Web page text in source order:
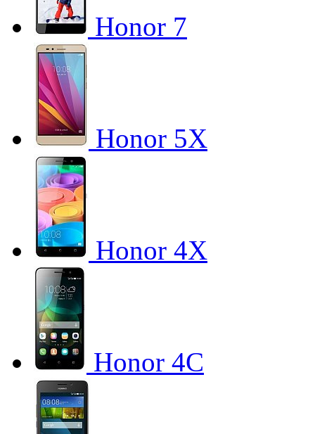
Honor 7
Honor 5X
Honor 4X
Honor 4C